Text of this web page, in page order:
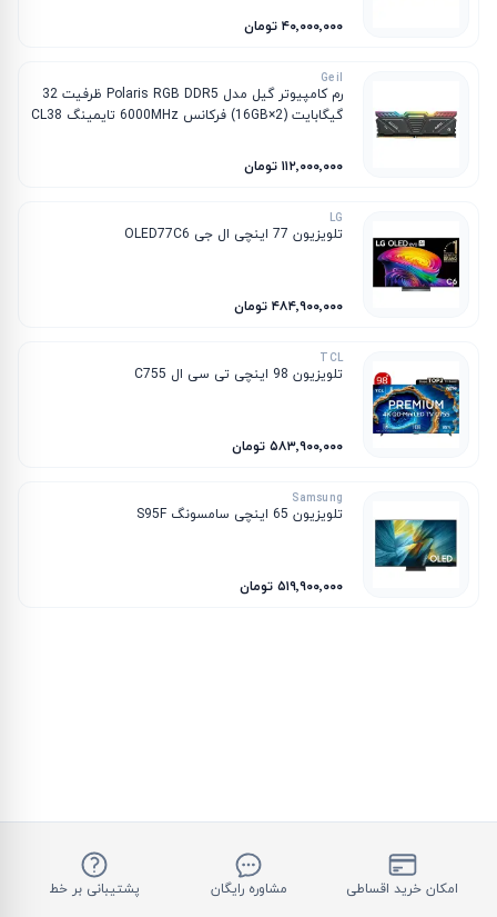
۴۰٬۰۰۰٬۰۰۰ تومان
Geil
رم کامپیوتر گیل مدل Polaris RGB DDR5 ظرفیت 32
گیگابایت (2×16GB) فرکانس 6000MHz تایمینگ CL38
۱۱۲٬۰۰۰٬۰۰۰ تومان
LG
تلویزیون 77 اینچی ال جی OLED77C6
۴۸۴٬۹۰۰٬۰۰۰ تومان
TCL
تلویزیون 98 اینچی تی سی ال C755
۵۸۳٬۹۰۰٬۰۰۰ تومان
Samsung
تلویزیون 65 اینچی سامسونگ S95F
۵۱۹٬۹۰۰٬۰۰۰ تومان
امکان خرید اقساطی مشاوره رایگان پشتیبانی بر خط